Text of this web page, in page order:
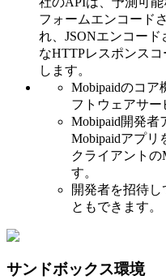
フォームエンコード
れ、JSONエンコー
なHTTPレスポンス
します。
Mobipaidのコア
フトウェアサー
Mobipaid開発者
Mobipaidアプリ
クライアントの
す。
開発者を招待
ともできます。
サンドボックス環境